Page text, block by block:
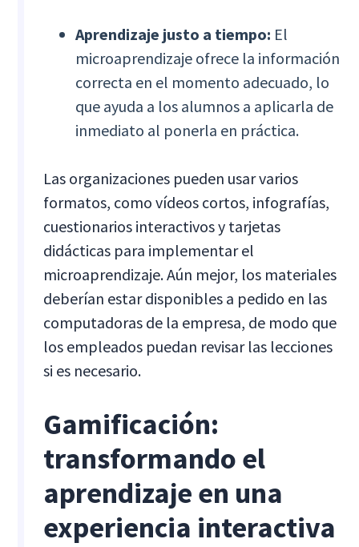
Aprendizaje justo a tiempo: El
microaprendizaje ofrece la información
correcta en el momento adecuado, lo
que ayuda a los alumnos a aplicarla de
inmediato al ponerla en práctica.
Las organizaciones pueden usar varios
formatos, como vídeos cortos, infografías,
cuestionarios interactivos y tarjetas
didácticas para implementar el
microaprendizaje. Aún mejor, los materiales
deberían estar disponibles a pedido en las
computadoras de la empresa, de modo que
los empleados puedan revisar las lecciones
si es necesario.
Gamificación:
transformando el
aprendizaje en una
experiencia interactiva